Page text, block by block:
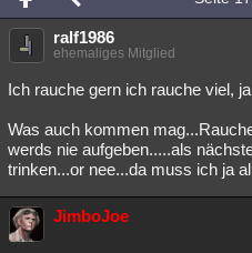
meine Rubriken
Menschen
Spiritualität Verschwörungen
Natur Umfragen
weitere Rubriken
Philosophie Träume Orte
Astronomie
ralf1986
ehemaliges Mitglied
Ich rauche gern ich rauche viel,
Was auch kommen
werds nie aufgeben.....als
trinken...or nee...da muss ich ja
JimboJoe